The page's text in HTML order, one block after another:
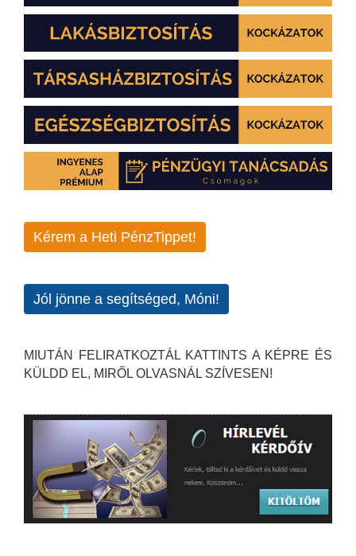
Kérem a Heti PénzTippet!
Jól jönne a segítséged, Móni!
MIUTÁN FELIRATKOZTÁL KATTINTS A KÉPRE ÉS
KÜLDD EL, MIRŐL OLVASNÁL SZÍVESEN!